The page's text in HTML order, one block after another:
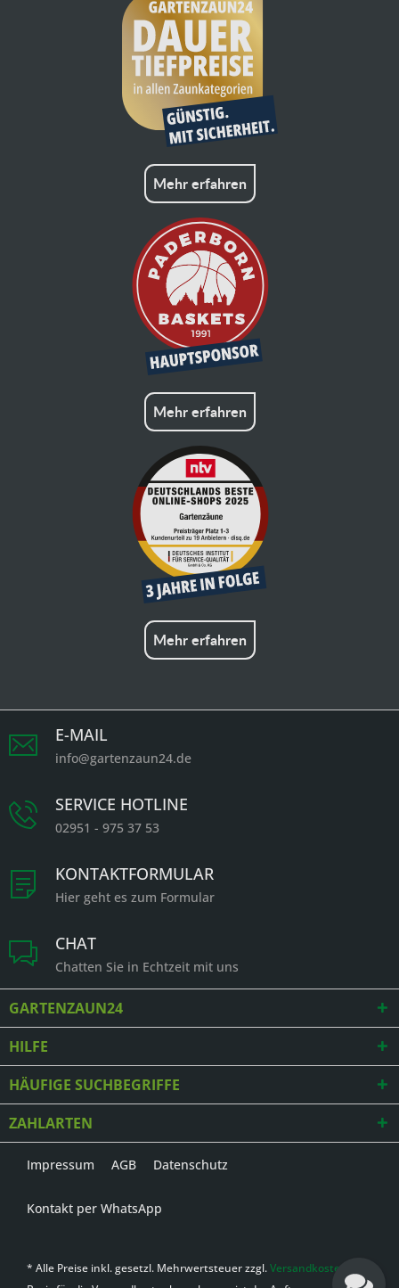
Mehr erfahren
Mehr erfahren
Mehr erfahren
E-MAIL
info@gartenzaun24.de
SERVICE HOTLINE
02951 - 975 37 53
KONTAKTFORMULAR
Hier geht es zum Formular
CHAT
Chatten Sie in Echtzeit mit uns
GARTENZAUN24
HILFE
HÄUFIGE SUCHBEGRIFFE
ZAHLARTEN
Impressum AGB Datenschutz
Kontakt per WhatsApp
* Alle Preise inkl. gesetzl. Mehrwertsteuer zzgl.Versandkosten